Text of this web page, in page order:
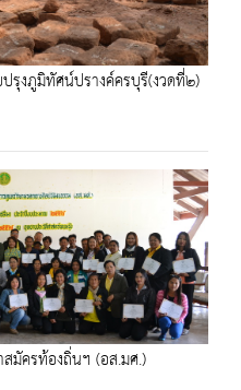
รุงภูมิทัศน์ปรางค์ครบุรี(งวดที่๒)
มัครท้องถิ่นฯ (อส.มศ.)